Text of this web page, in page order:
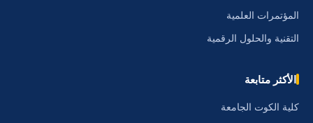
المؤتمرات العلمية
التقنية والحلول الرقمية
الأكثر متابعة
كلية الكوت الجامعة